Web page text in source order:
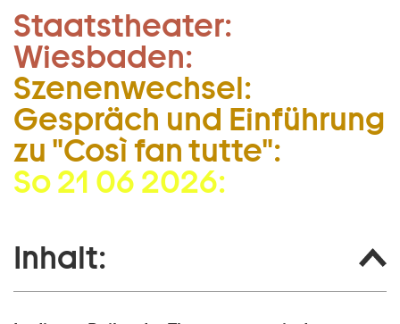
Zum Hauptinhalt springen
Zum Footer springen
Staatstheater:
Wiesbaden:
Szenenwechsel:
Gespräch und Einführung
zu "Così fan tutte":
So 21 06 2026:
Inhalt: